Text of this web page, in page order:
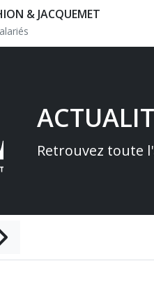
& JACQUEMET
Retrouvez toute